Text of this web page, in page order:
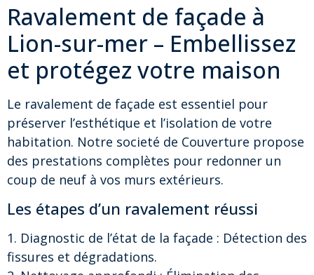
Ravalement de façade à
Lion-sur-mer – Embellissez
et protégez votre maison
Le ravalement de façade est essentiel pour
préserver l’esthétique et l’isolation de votre
habitation. Notre societé de Couverture propose
des prestations complètes pour redonner un
coup de neuf à vos murs extérieurs.
Les étapes d’un ravalement réussi
1. Diagnostic de l’état de la façade : Détection des
fissures et dégradations.